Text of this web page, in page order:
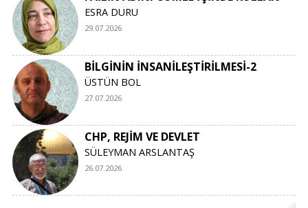
ESRA DURU
29.07.2026
BİLGİNİN İNSANİLEŞTİRİLMESİ-2
ÜSTÜN BOL
27.07.2026
CHP, REJİM VE DEVLET
SÜLEYMAN ARSLANTAŞ
26.07.2026